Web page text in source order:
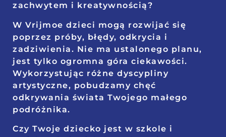
zachwytem i kreatywnością?
W Vrijmoe dzieci mogą rozwijać się
poprzez próby, błędy, odkrycia i
zadziwienia. Nie ma ustalonego planu,
jest tylko ogromna góra ciekawości.
Wykorzystując różne dyscypliny
artystyczne, pobudzamy chęć
odkrywania świata Twojego małego
podróżnika.
Czy Twoje dziecko jest w szkole i